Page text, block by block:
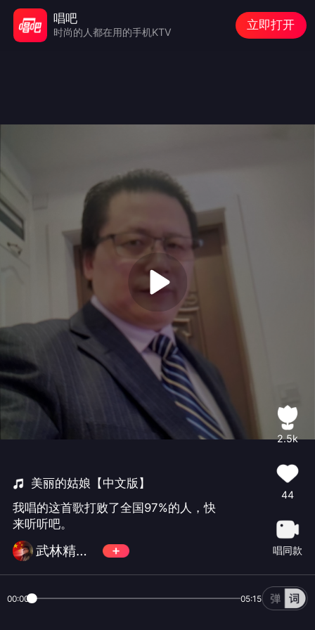
美丽的姑娘【中文版】
我唱的这首歌打败了全国97%的人，快
来听听吧。
武林精神N0.1
2.5k
44
唱同款
00:00 05:15
唱吧
时尚的人都在用的手机KTV
立即打开